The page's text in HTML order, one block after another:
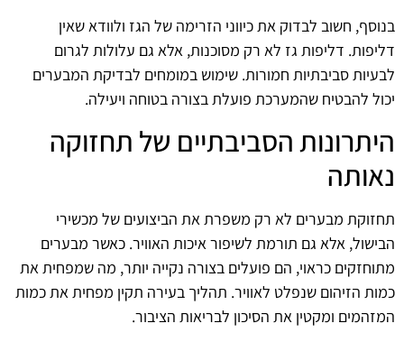
בנוסף, חשוב לבדוק את כיווני הזרימה של הגז ולוודא שאין
דליפות. דליפות גז לא רק מסוכנות, אלא גם עלולות לגרום
לבעיות סביבתיות חמורות. שימוש במומחים לבדיקת המבערים
יכול להבטיח שהמערכת פועלת בצורה בטוחה ויעילה.
היתרונות הסביבתיים של תחזוקה
נאותה
תחזוקת מבערים לא רק משפרת את הביצועים של מכשירי
הבישול, אלא גם תורמת לשיפור איכות האוויר. כאשר מבערים
מתוחזקים כראוי, הם פועלים בצורה נקייה יותר, מה שמפחית את
כמות הזיהום שנפלט לאוויר. תהליך בעירה תקין מפחית את כמות
המזהמים ומקטין את הסיכון לבריאות הציבור.